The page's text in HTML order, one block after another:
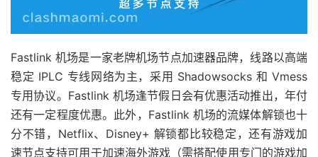
Fastlink 机场是一家老牌机场节点加速器品牌，线路以高端
稳定 IPLC 专线网络为主，采用 Shadowsocks 和 Vmess
专用协议。Fastlink 机场逢节假日会有优惠活动推出，年付
还有一定程度优惠。此外，Fastlink 机场的流媒体解锁也十
分不错，Netflix、Disney+ 解锁都比较稳定，还有游戏加
速节点支持可用于加速海外游戏（需搭配使用专门的游戏加